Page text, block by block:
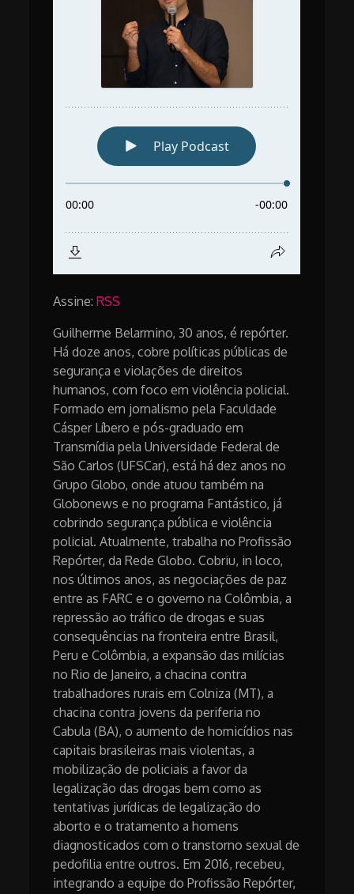
Assine:RSS
Guilherme Belarmino, 30 anos, é repórter.
Há doze anos, cobre políticas públicas de
segurança e violações de direitos
humanos, com foco em violência policial.
Formado em jornalismo pela Faculdade
Cásper Líbero e pós-graduado em
Transmídia pela Universidade Federal de
São Carlos (UFSCar), está há dez anos no
Grupo Globo, onde atuou também na
Globonews e no programa Fantástico, já
cobrindo segurança pública e violência
policial. Atualmente, trabalha no Profissão
Repórter, da Rede Globo. Cobriu, in loco,
nos últimos anos, as negociações de paz
entre as FARC e o governo na Colômbia, a
repressão ao tráfico de drogas e suas
consequências na fronteira entre Brasil,
Peru e Colômbia, a expansão das milícias
no Rio de Janeiro, a chacina contra
trabalhadores rurais em Colniza (MT), a
chacina contra jovens da periferia no
Cabula (BA), o aumento de homicídios nas
capitais brasileiras mais violentas, a
mobilização de policiais a favor da
legalização das drogas bem como as
tentativas jurídicas de legalização do
aborto e o tratamento a homens
diagnosticados com o transtorno sexual de
pedofilia entre outros. Em 2016, recebeu,
integrando a equipe do Profissão Repórter,